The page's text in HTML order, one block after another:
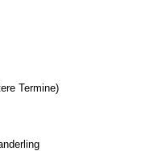
Termine)